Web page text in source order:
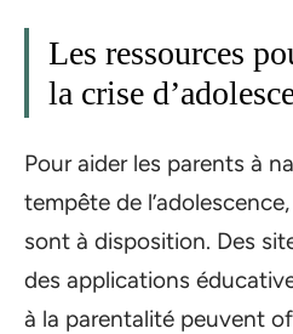
Les ressources
la crise
Pour aider les parents à
tempête de
sont à disposition. Des
des applications
à la parentalité peuvent